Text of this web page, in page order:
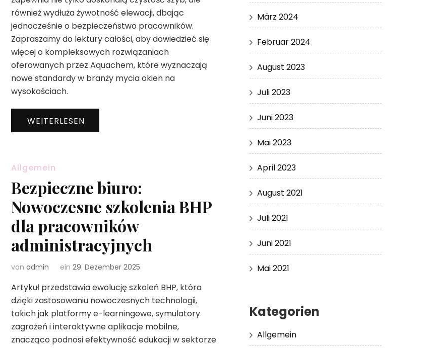
również wydłuża żywotność elewacji, dbając
jednocześnie o bezpieczeństwo pracowników.
Zapraszamy do lektury całości, aby dowiedzieć się
więcej o kompleksowych rozwiązaniach
oferowanych przez Aquachem, które wyznaczają
nowe standardy w branży mycia okien na
wysokościach.
WEITERLESEN
Allgemein
Bezpieczne biuro:
Nowoczesne szkolenia BHP
dla pracowników
administracyjnych
von admin ein 29. Dezember 2025
Artykuł przedstawia ewolucję szkoleń BHP, która
dzięki zastosowaniu nowoczesnych technologii,
takich jak platformy e-learningowe, symulatory
zagrożeń i interaktywne aplikacje mobilne,
znacząco podnosi efektywność edukacji w sektorze
März 2024
Februar 2024
August 2023
Juli 2023
Juni 2023
Mai 2023
April 2023
August 2021
Juli 2021
Juni 2021
Mai 2021
Kategorien
Allgemein